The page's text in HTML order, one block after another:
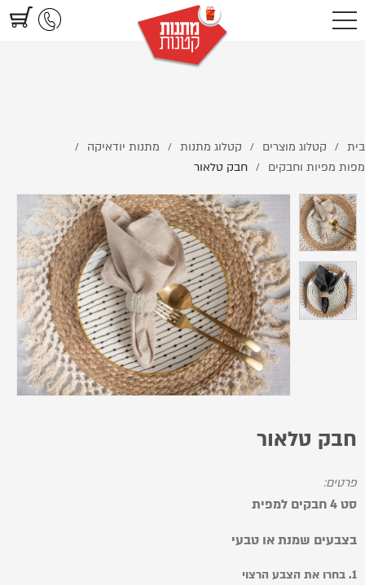
https://www.littlegifts.co.il/%D7%97%D7%91%D7%A7-
%D7%98%D7%9C%D7%90%D7%95%D7%A8/
בית / קטלוג מוצרים / קטלוג מתנות / מתנות יודאיקה /
מפות מפיות וחבקים / חבק טלאור
חבק טלאור
פרטים:
סט 4 חבקים למפית
בצבעים שמנת או טבעי
1. בחרו את הצבע הרצוי